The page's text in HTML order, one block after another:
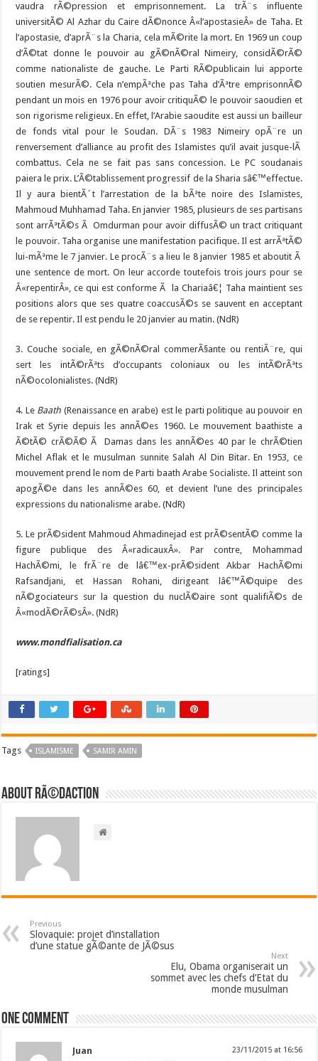
vaudra rÃ©pression et emprisonnement. La trÃ¨s influente
universitÃ© Al Azhar du Caire dÃ©nonce Â«l’apostasieÂ» de Taha. Et
l’apostasie, d’aprÃ¨s la Charia, cela mÃ©rite la mort. En 1969 un coup
d’Ã©tat donne le pouvoir au gÃ©nÃ©ral Nimeiry, considÃ©rÃ©
comme nationaliste de gauche. Le Parti RÃ©publicain lui apporte
soutien mesurÃ©. Cela n’empÃªche pas Taha d’Ãªtre emprisonnÃ©
pendant un mois en 1976 pour avoir critiquÃ© le pouvoir saoudien et
son rigorisme religieux. En effet, l’Arabie saoudite est aussi un bailleur
de fonds vital pour le Soudan. DÃ¨s 1983 Nimeiry opÃ¨re un
renversement d’alliance au profit des Islamistes qu’il avait jusque-lÃ
combattus. Cela ne se fait pas sans concession. Le PC soudanais
paiera le prix. L’Ã©tablissement progressif de la Sharia sâ€™effectue.
Il y aura bientÃ´t l’arrestation de la bÃªte noire des Islamistes,
Mahmoud Muhhamad Taha. En janvier 1985, plusieurs de ses partisans
sont arrÃªtÃ©s Ã Omdurman pour avoir diffusÃ© un tract critiquant
le pouvoir. Taha organise une manifestation pacifique. Il est arrÃªtÃ©
lui-mÃªme le 7 janvier. Le procÃ¨s a lieu le 8 janvier 1985 et aboutit Ã
une sentence de mort. On leur accorde toutefois trois jours pour se
Â«repentirÂ», ce qui est conforme Ã la Chariaâ€¦ Taha maintient ses
positions alors que ses quatre coaccusÃ©s se sauvent en acceptant
de se repentir. Il est pendu le 20 janvier au matin. (NdR)
3. Couche sociale, en gÃ©nÃ©ral commerÃ§ante ou rentiÃ¨re, qui
sert les intÃ©rÃªts d’occupants coloniaux ou les intÃ©rÃªts
nÃ©ocolonialistes. (NdR)
4. Le Baath (Renaissance en arabe) est le parti politique au pouvoir en
Irak et Syrie depuis les annÃ©es 1960. Le mouvement baathiste a
Ã©tÃ© crÃ©Ã© Ã Damas dans les annÃ©es 40 par le chrÃ©tien
Michel Aflak et le musulman sunnite Salah Al Din Bitar. En 1953, ce
mouvement prend le nom de Parti baath Arabe Socialiste. Il atteint son
apogÃ©e dans les annÃ©es 60, et devient l’une des principales
expressions du nationalisme arabe. (NdR)
5. Le prÃ©sident Mahmoud Ahmadinejad est prÃ©sentÃ© comme la
figure publique des Â«radicauxÂ». Par contre, Mohammad
HachÃ©mi, le frÃ¨re de lâ€™ex-prÃ©sident Akbar HachÃ©mi
Rafsandjani, et Hassan Rohani, dirigeant lâ€™Ã©quipe des
nÃ©gociateurs sur la question du nuclÃ©aire sont qualifiÃ©s de
Â«modÃ©rÃ©sÂ». (NdR)
www.mondfialisation.ca
[ratings]
Tags ISLAMISME SAMIR AMIN
About RÃ©daction
Previous
Slovaquie: projet d’installation
d’une statue gÃ©ante de JÃ©sus
Next
Elu, Obama organiserait un
sommet avec les chefs d’Etat du
monde musulman
One comment
Juan 23/11/2015 at 16:56